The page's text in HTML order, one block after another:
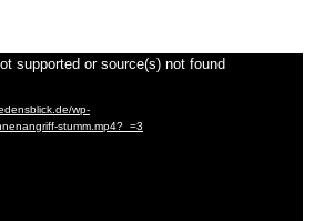
supported or source(s) not found
wp-
stumm.mp4?_=3